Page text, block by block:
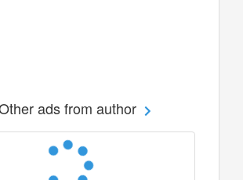
ads from author